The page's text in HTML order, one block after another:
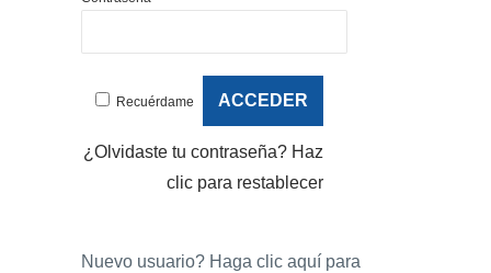
Recuérdame
¿Olvidaste tu contraseña? Haz
clic para restablecer
Nuevo usuario? Haga clic aquí para